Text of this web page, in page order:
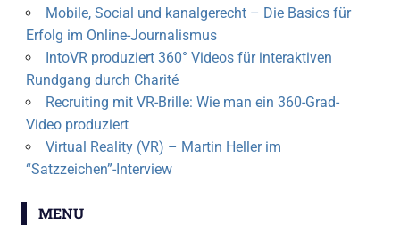
Mobile, Social und kanalgerecht – Die Basics für
Erfolg im Online-Journalismus
IntoVR produziert 360° Videos für interaktiven
Rundgang durch Charité
Recruiting mit VR-Brille: Wie man ein 360-Grad-
Video produziert
Virtual Reality (VR) – Martin Heller im
“Satzzeichen”-Interview
MENU